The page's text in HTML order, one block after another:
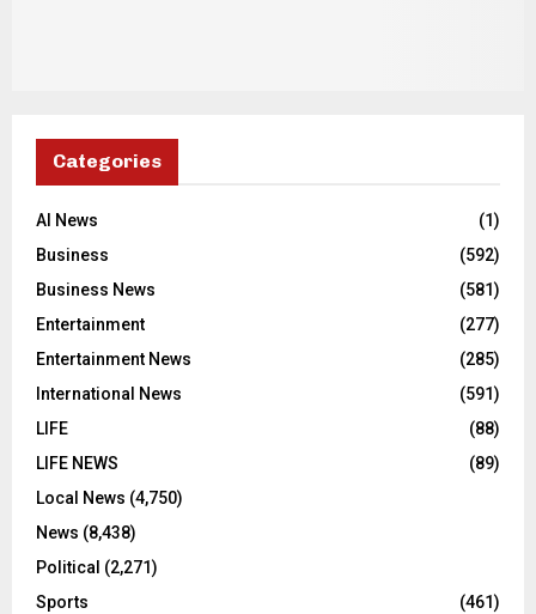
Categories
AI News
(1)
Business
(592)
Business News
(581)
Entertainment
(277)
Entertainment News
(285)
International News
(591)
LIFE
(88)
LIFE NEWS
(89)
Local News (4,750)
News (8,438)
Political (2,271)
Sports
(461)